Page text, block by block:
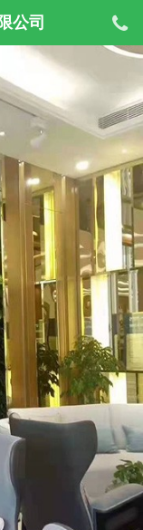
公司